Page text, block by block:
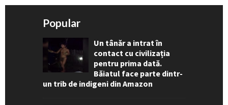
Popular
Un tânăr a intrat în
contact cu civilizația
pentru prima dată.
Băiatul face parte dintr-
un trib de indigeni din Amazon